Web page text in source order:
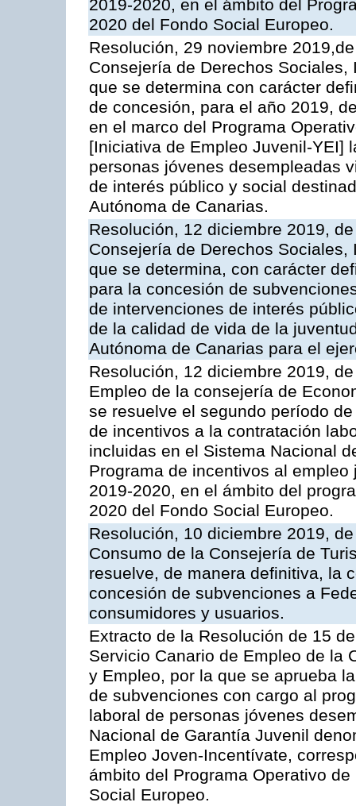
2019-2020, en el ámbito del
2020 del Fondo Social Europeo.
Resolución, 29 noviembre
Consejería de Derechos
que se determina con carácter
de concesión, para el año 2019,
en el marco del Programa
[Iniciativa de Empleo Juvenil-YEI]
personas jóvenes desempleadas
de interés público y social
Autónoma de Canarias.
Resolución, 12 diciembre 2019,
Consejería de Derechos
que se determina, con carácter
para la concesión de
de intervenciones de interés
de la calidad de vida de la
Autónoma de Canarias para el
Resolución, 12 diciembre 2019,
Empleo de la consejería de
se resuelve el segundo período
de incentivos a la contratación
incluidas en el Sistema Nacional
Programa de incentivos al
2019-2020, en el ámbito del
2020 del Fondo Social Europeo.
Resolución, 10 diciembre 2019,
Consumo de la Consejería de
resuelve, de manera definitiva, la
concesión de subvenciones a
consumidores y usuarios.
Extracto de la Resolución de 15
Servicio Canario de Empleo de la
y Empleo, por la que se aprueba
de subvenciones con cargo al
laboral de personas jóvenes
Nacional de Garantía Juvenil
Empleo Joven-Incentívate,
ámbito del Programa Operativo
Social Europeo.